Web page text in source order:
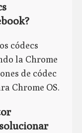
códecs
la Chrome
de códec
Chrome OS.